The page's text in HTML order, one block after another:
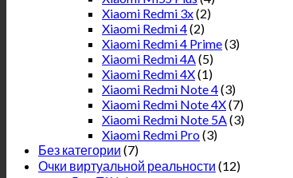
Xiaomi Redmi 3x(2)
Xiaomi Redmi 4(2)
Xiaomi Redmi 4 Prime(3)
Xiaomi Redmi 4A(5)
Xiaomi Redmi 4X(1)
Xiaomi Redmi Note 4(3)
Xiaomi Redmi Note 4X(7)
Xiaomi Redmi Note 5A(3)
Xiaomi Redmi Pro(3)
Без категории (7)
Очки виртуальной реальности (12)